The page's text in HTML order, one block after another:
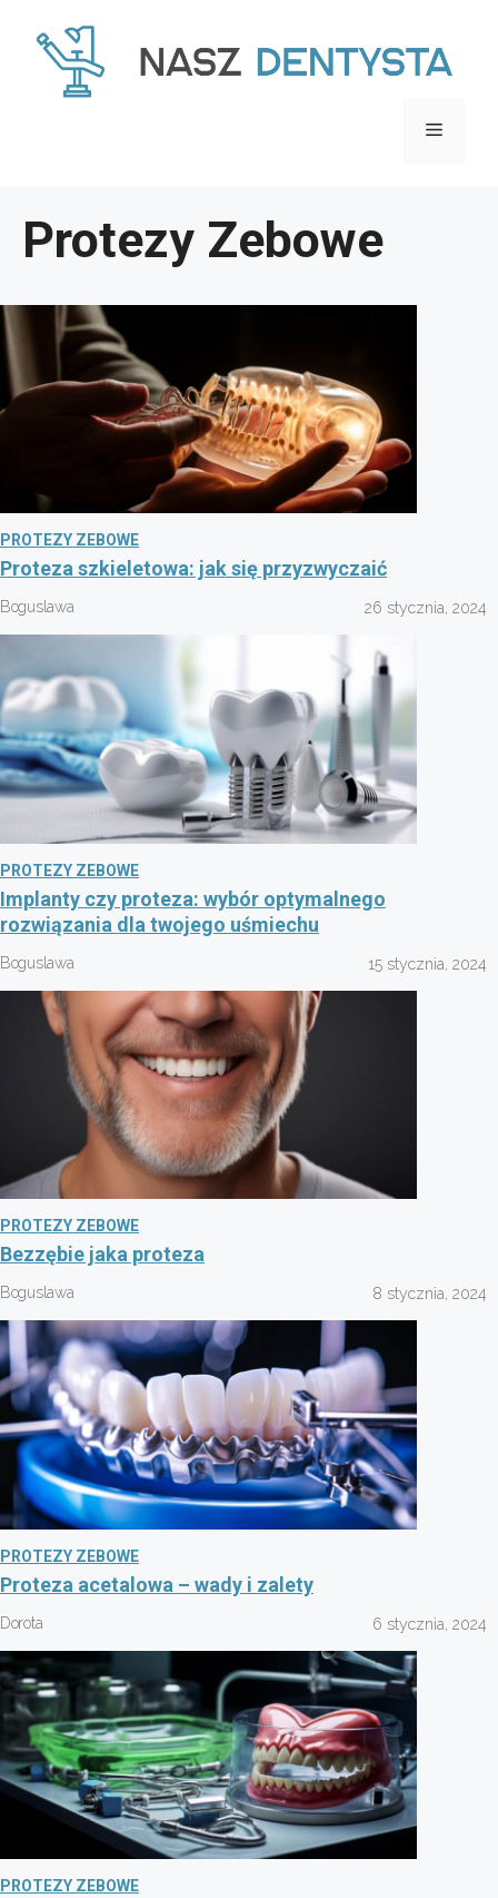
Menu
Protezy Zebowe
PROTEZY ZEBOWE
Proteza szkieletowa: jak się przyzwyczaić
Boguslawa 26 stycznia, 2024
PROTEZY ZEBOWE
Implanty czy proteza: wybór optymalnego
rozwiązania dla twojego uśmiechu
Boguslawa 15 stycznia, 2024
PROTEZY ZEBOWE
Bezzębie jaka proteza
Boguslawa 8 stycznia, 2024
PROTEZY ZEBOWE
Proteza acetalowa – wady i zalety
Dorota 6 stycznia, 2024
PROTEZY ZEBOWE